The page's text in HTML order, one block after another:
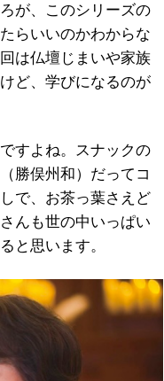
が、このシリーズの
らいいのかわからな
は仏壇じまいや家族
ど、学びになるのが
すよね。スナックの
勝俣州和）だってコ
で、お茶っ葉さえど
んも世の中いっぱい
と思います。